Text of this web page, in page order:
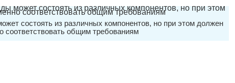
состоять из различных компонентов, но при этом должен
соответствовать общим требованиям